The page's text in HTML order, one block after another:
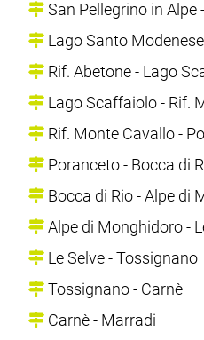
San Pellegrino in
Lago Santo
Rif. Abetone - Lago
Lago Scaffaiolo - Rif.
Rif. Monte Cavallo -
Poranceto - Bocca di
Bocca di Rio - Alpe di
Alpe di Monghidoro -
Le Selve - Tossignano
Tossignano - Carnè
Carnè - Marradi